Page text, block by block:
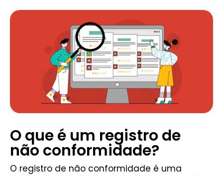
O que é um registro de
não conformidade?
O registro de não conformidade é uma